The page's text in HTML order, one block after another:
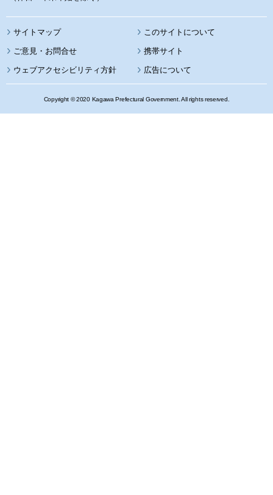
サイトマップ このサイトについて
携帯サイト
ウェブアクセシビリティ方針 広告について
Copyright © 2020 Kagawa Prefectural Government. All rights reserved.